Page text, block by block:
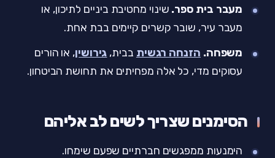
מעבר בית ספר. שינוי מחטיבת ביניים לתיכון, או
מעבר עיר, שובר קשרים קיימים בבת אחת.
משפחה. הזנחה רגשית בבית, גירושין, או הורים
עסוקים מדי, כל אלה מפחיתים את תחושת הביטחון.
הסימנים שצריך לשים לב אליהם
הימנעות ממפגשים חברתיים שפעם שימחו.